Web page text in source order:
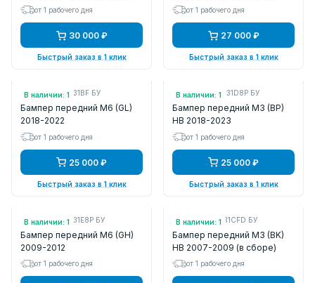
от 1 рабочего дня
30 000 ₽
Быстрый заказ в 1 клик
от 1 рабочего дня
27 000 ₽
Быстрый заказ в 1 клик
В наличии: 1
Арт.: GCAJ50031BF БУ
Бампер передний M6 (GL)
2018-2022
от 1 рабочего дня
25 000 ₽
Быстрый заказ в 1 клик
В наличии: 1
Арт.: BCKN50031D8P БУ
Бампер передний M3 (BP)
HB 2018-2023
от 1 рабочего дня
25 000 ₽
Быстрый заказ в 1 клик
В наличии: 1
Арт.: GER450031E8P БУ
Бампер передний M6 (GH)
2009-2012
от 1 рабочего дня
В наличии: 1
Арт.: BS3F50031CFD БУ
Бампер передний M3 (BK)
HB 2007-2009 (в сборе)
от 1 рабочего дня